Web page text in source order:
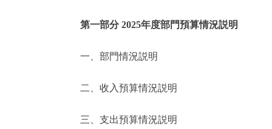
第一部分 2025年度部門預算情況説明
一、部門情況説明
二、收入預算情況説明
三、支出預算情況説明